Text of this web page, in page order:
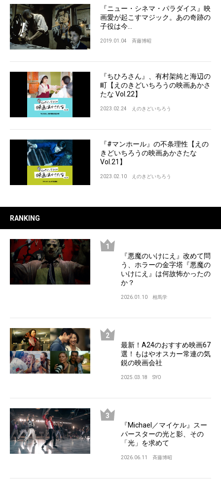
『ニュー・シネマ・パラダイス』映
画愛が起こすマジック。あの奇跡の
子役は今…
2019.01.04 斉藤博昭
『ちひろさん』、有村架純と海辺の
町【えのきどいちろうの映画あかさ
たな Vol.22】
2023.02.24 えのきどいちろう
『#マンホール』の不条理性【えの
きどいちろうの映画あかさたな
Vol.21】
2023.02.10 えのきどいちろう
RANKING
『悪魔のいけにえ』改めて問
う、ホラーの金字塔『悪魔の
いけにえ』は何故怖かったの
か？
2026.01.10 相馬学
最新！A24のおすすめ映画67
選！もはやオスカー常連の気
鋭の映画会社
2025.03.18 SYO
『Michael／マイケル』スー
パースターの光と影、その
「光」を求めて
2026.06.11 斉藤博昭